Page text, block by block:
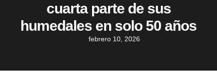
cuarta parte de sus
humedales en solo 50 años
febrero 10, 2026